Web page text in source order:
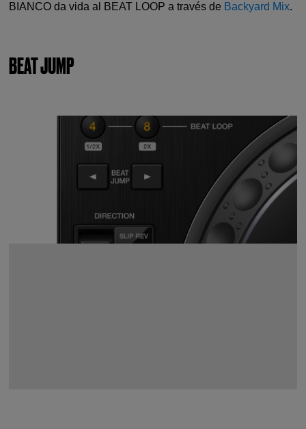
BIANCO da vida al BEAT LOOP a través de Backyard Mix.
BEAT JUMP